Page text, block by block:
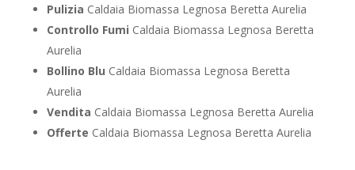
Pulizia Caldaia Biomassa Legnosa Beretta Aurelia
Controllo Fumi Caldaia Biomassa Legnosa Beretta
Aurelia
Bollino Blu Caldaia Biomassa Legnosa Beretta
Aurelia
Vendita Caldaia Biomassa Legnosa Beretta Aurelia
Offerte Caldaia Biomassa Legnosa Beretta Aurelia